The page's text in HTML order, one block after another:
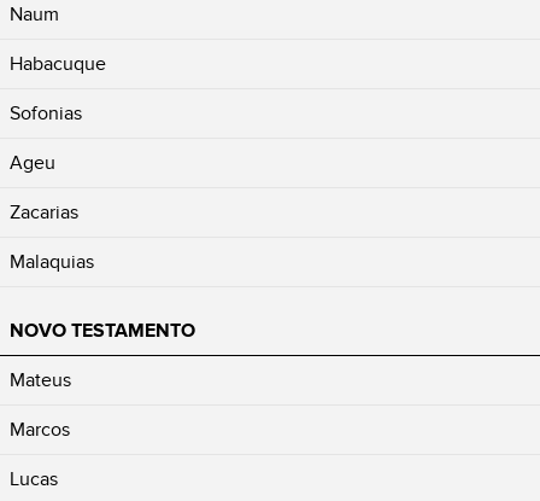
Naum
Habacuque
Sofonias
Ageu
Zacarias
Malaquias
NOVO TESTAMENTO
Mateus
Marcos
Lucas